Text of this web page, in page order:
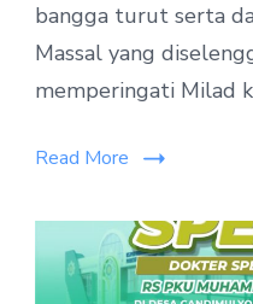
bangga turut serta
Massal yang
memperingati Milad
Read More